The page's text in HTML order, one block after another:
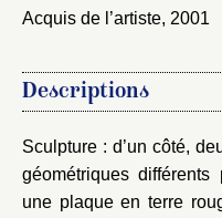
Acquis de l’artiste, 2001
Descriptions
Sculpture : d’un côté,
géométriques
une plaque en terre
Vous avez oublié votre mot